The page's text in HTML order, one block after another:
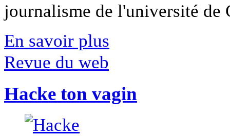
journalisme de l'université
En savoir plus
Revue du web
Hacke ton vagin